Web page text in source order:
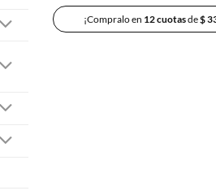
¡Compralo en 12 cuotasde$